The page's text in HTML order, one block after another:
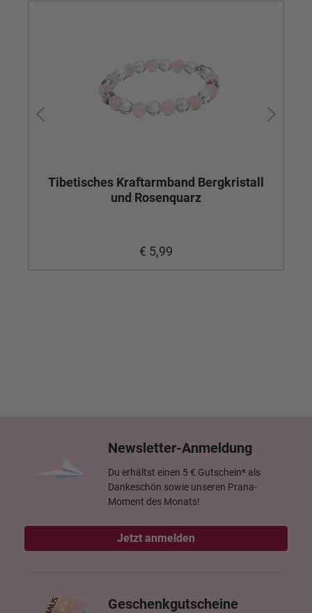
Tibetisches Kraftarmband Bergkristall
und Rosenquarz
€ 5,99
Newsletter-Anmeldung
Du erhältst einen 5 € Gutschein* als
Dankeschön sowie unseren Prana-
Moment des Monats!
Jetzt anmelden
Geschenkgutscheine